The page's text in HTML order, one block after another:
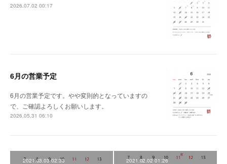
2026.07.02 00:17
6月の営業予定
6月の営業予定です。やや変則的となっていますの
で、ご確認よろしくお願いします。
2026.05.31 06:10
2021.03.03 02:33 2021.02.02 01:26